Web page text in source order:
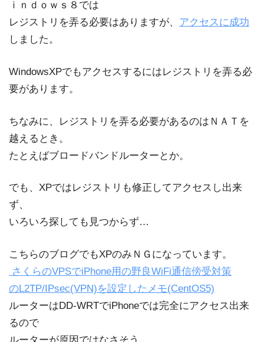
ｉｎｄｏｗｓ８では
レジストリを弄る必要はありますが、 アクセスに成功
しました。
WindowsXPでもアクセスするにはレジストリを弄る必
要があります。
ちなみに、レジストリを弄る必要があるのはＮＡＴを
越えるとき。
たとえばブロードバンドルーターとか。
でも、XPではレジストリも修正してアクセスし出来
ず、
いろいろ探しても見つからず…
こちらのブログでもXPのみＮＧになっています。
さくらのVPSでiPhone用の野良WiFi通信傍受対策
のL2TP/IPsec(VPN)を設定したメモ(CentOS5)
ルーターはDD-WRTでiPhoneでは完全にアクセス出来
るので